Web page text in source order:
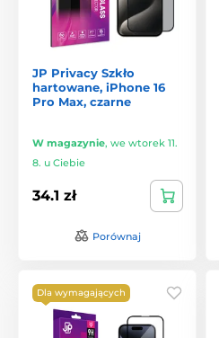
JP Privacy Szkło
hartowane, iPhone 16
Pro Max, czarne
W magazynie, we wtorek 11.
8. u Ciebie
34.1 zł
Porównaj
Dla wymagających